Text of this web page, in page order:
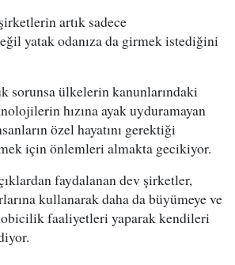
artık sadece
yatak odanıza da girmek istediğini
sorunsa ülkelerin kanunlarındaki
hızına ayak uyduramayan
özel hayatını gerektiği
için önlemleri almakta gecikiyor.
faydalanan dev şirketler,
kullanarak daha da büyümeye ve
faaliyetleri yaparak kendileri